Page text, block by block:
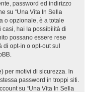
password ed indirizzo
su “Una Vita In Sella
o opzionale, è a totale
casi, hai la possibilità di
possano essere rese
di opt-in o opt-out sul
per motivi di sicurezza. In
password in troppi siti.
su “Una Vita In Sella